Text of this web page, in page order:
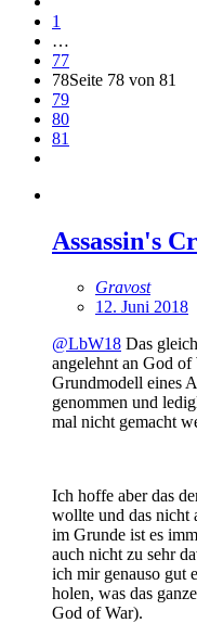
1
…
77
78Seite 78 von 81
79
80
81
Assassin's
Gravost
12. Juni 2018
@LbW18 Das
angelehnt an God of
Grundmodell eines
genommen und
mal nicht gemacht
Ich hoffe aber das
wollte und das nicht
im Grunde ist es
auch nicht zu sehr
ich mir genauso gut
holen, was das
God of War).